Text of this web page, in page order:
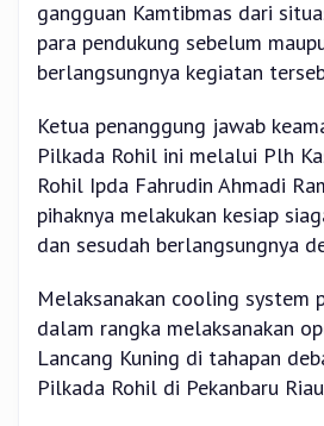
gangguan Kamtibmas dari
para pendukung sebelum
berlangsungnya kegiatan
Ketua penanggung jawab
Pilkada Rohil ini melalui Plh
Rohil Ipda Fahrudin Ahmadi
pihaknya melakukan kesiap
dan sesudah berlangsungnya
Melaksanakan cooling system
dalam rangka melaksanakan
Lancang Kuning di tahapan
Pilkada Rohil di Pekanbaru